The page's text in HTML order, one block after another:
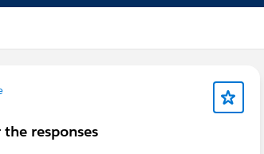
responses